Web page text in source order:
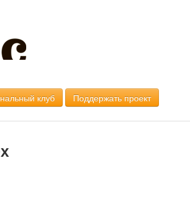
клуб Поддержать проект